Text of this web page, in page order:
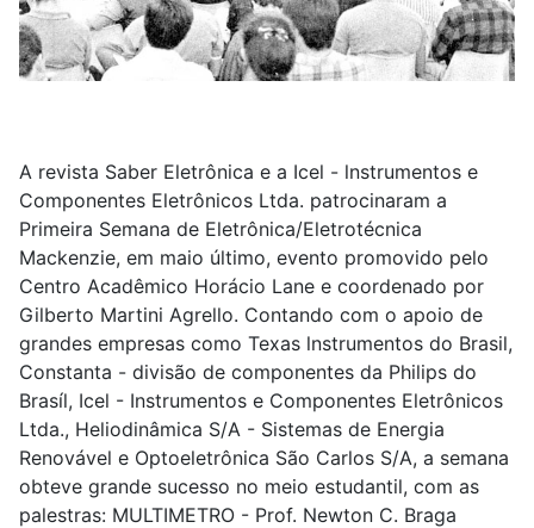
A revista Saber Eletrônica e a Icel - lnstrumentos e
Componentes Eletrônicos Ltda. patrocinaram a
Primeira Semana de Eletrônica/Eletrotécnica
Mackenzie, em maio último, evento promovido pelo
Centro Acadêmico Horácio Lane e coordenado por
Gilberto Martini Agrello. Contando com o apoio de
grandes empresas como Texas lnstrumentos do Brasil,
Constanta - divisão de componentes da Philips do
Brasíl, Icel - Instrumentos e Componentes Eletrônicos
Ltda., Heliodinâmica S/A - Sistemas de Energia
Renovável e Optoeletrônica São Carlos S/A, a semana
obteve grande sucesso no meio estudantil, com as
palestras: MULTIMETRO - Prof. Newton C. Braga